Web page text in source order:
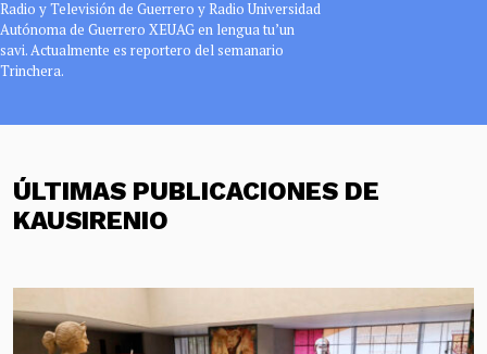
Radio y Televisión de Guerrero y Radio Universidad
Autónoma de Guerrero XEUAG en lengua tu’un
savi. Actualmente es reportero del semanario
Trinchera.
ÚLTIMAS PUBLICACIONES DE
KAUSIRENIO